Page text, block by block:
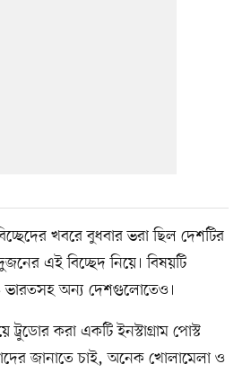
খবরে বুধবার ভরা ছিল দেশটির
এই বিচ্ছেদ নিয়ে। বিষয়টি
ও ভারতসহ অন্য দেশগুলোতেও।
করা একটি ইনস্টাগ্রাম পোস্ট
জানাতে চাই, অনেক খোলামেলা ও